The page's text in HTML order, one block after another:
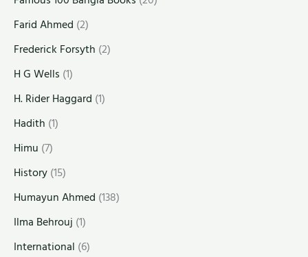
Farid Ahmed (2)
Frederick Forsyth (2)
H G Wells (1)
H. Rider Haggard (1)
Hadith (1)
Himu (7)
History(15)
Humayun Ahmed (138)
Ilma Behrouj (1)
International (6)